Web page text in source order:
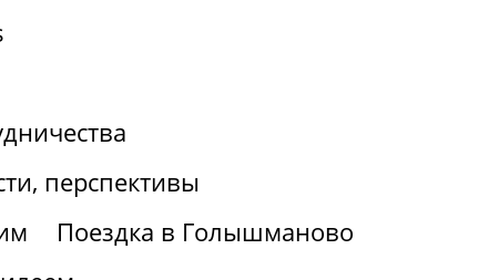
перспективы
Поездка в Голышманово